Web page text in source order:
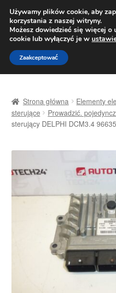
Pn.-pt. 9:00-
Przejdź
do
nawigacji
Przejdź
do
treści
Dostawa
Polityka prywatności
Strona główna Elementy
sterujące
Prowadzić.
sterujący DELPHI DCM3.4
Używamy plików cookie, aby
korzystania z naszej witryny.
Możesz dowiedzieć się więcej o
cookie lub wyłączyć je w
Zaakceptować